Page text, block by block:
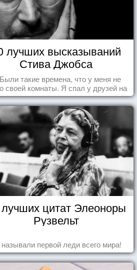
лучших высказываний
Стива Джобса
такие времена, что у меня не
своей комнаты. Я спал у друзей на
а для того, чтобы купить еды -
бутылки из под кока-колы"
цитат Элеоноры
Рузвельт
первой леди всего мира!